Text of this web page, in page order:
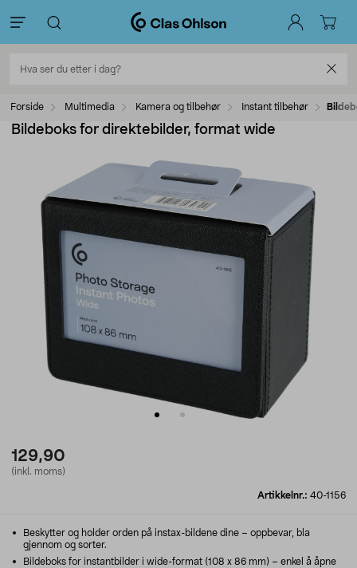
Forside Multimedia Kamera og tilbehør Instant tilbehør
Bildeboks for direktebilder, format wide
129,90
(inkl. moms)
Artikkelnr.: 40-1156
Beskytter og holder orden på instax-bildene dine – oppbevar, bla
gjennom og sorter.
Bildeboks for instantbilder i wide-format (108 x 86 mm) – enkel å åpne